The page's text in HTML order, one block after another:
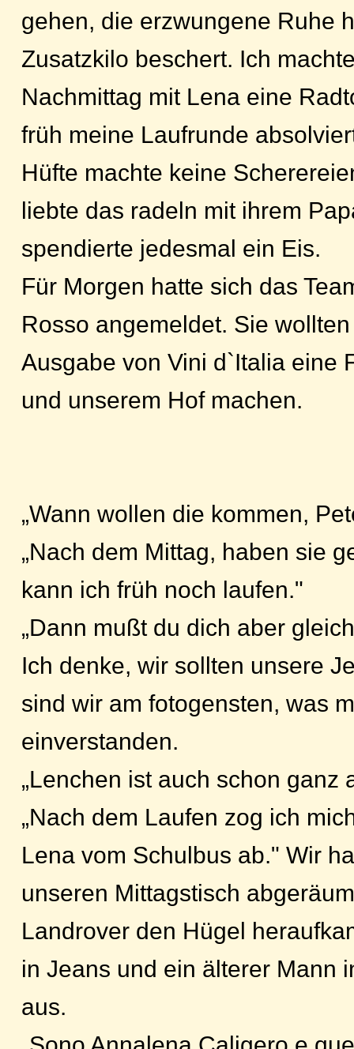
gehen, die erzwungene Ruhe
Zusatzkilo beschert. Ich
Nachmittag mit Lena eine
früh meine Laufrunde
Hüfte machte keine
liebte das radeln mit ihrem
spendierte jedesmal ein Eis.
Für Morgen hatte sich das
Rosso angemeldet. Sie
Ausgabe von Vini d`Italia eine
und unserem Hof machen.
„Wann wollen die kommen,
„Nach dem Mittag, haben sie
kann ich früh noch laufen."
„Dann mußt du dich aber
Ich denke, wir sollten unsere
sind wir am fotogensten, was
einverstanden.
„Lenchen ist auch schon ganz
„Nach dem Laufen zog ich
Lena vom Schulbus ab." Wir
unseren Mittagstisch
Landrover den Hügel
in Jeans und ein älterer Mann
aus.